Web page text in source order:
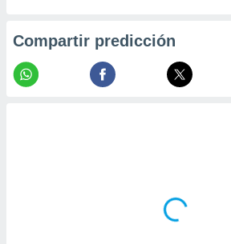
Compartir predicción